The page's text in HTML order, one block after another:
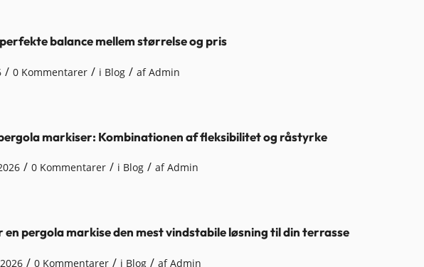
balance mellem størrelse og pris
/ 0 Kommentarer / i Blog / afAdmin
markiser: Kombinationen af fleksibilitet og råstyrke
/ 0 Kommentarer / i Blog / afAdmin
pergola markise den mest vindstabile løsning til din terrasse
/ 0 Kommentarer / i Blog / afAdmin